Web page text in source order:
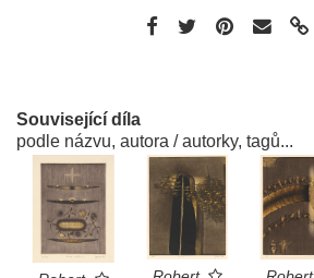
Související díla
podle názvu, autora / autorky, tagů...